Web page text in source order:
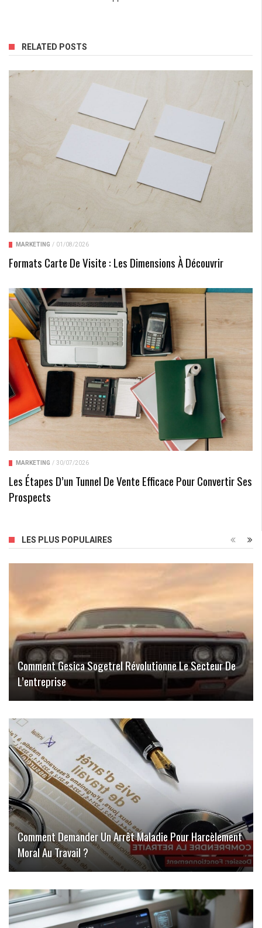
RELATED POSTS
MARKETING / 01/08/2026
Formats Carte De Visite : Les Dimensions À Découvrir
MARKETING / 30/07/2026
Les Étapes D’un Tunnel De Vente Efficace Pour Convertir Ses
Prospects
LES PLUS POPULAIRES
Comment Gesica Sogetrel Révolutionne Le Secteur De
L’entreprise
Comment Demander Un Arrêt Maladie Pour Harcèlement
Moral Au Travail ?